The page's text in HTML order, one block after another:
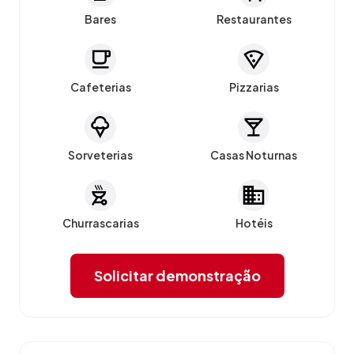
Bares Restaurantes
Cafeterias Pizzarias
Sorveterias Casas Noturnas
Churrascarias Hotéis
Solicitar demonstração